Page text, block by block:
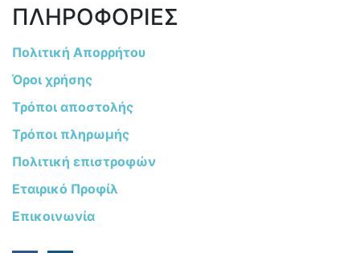
ΠΛΗΡΟΦΟΡΙΕΣ
Πολιτική Απορρήτου
Όροι χρήσης
Τρόποι αποστολής
Τρόποι πληρωμής
Πολιτική επιστροφών
Εταιρικό Προφίλ
Επικοινωνία